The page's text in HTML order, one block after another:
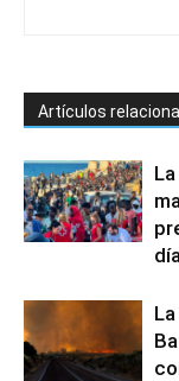
Artículos
día